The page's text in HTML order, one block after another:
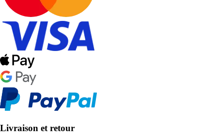
Livraison et retour